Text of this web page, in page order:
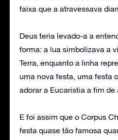
faixa que a atravessava
Deus teria levado-a a
forma: a lua simbolizava a
Terra, enquanto a linha
uma nova festa, uma festa
adorar a Eucaristia a fim de
E foi assim que o Corpus
festa quase tão famosa